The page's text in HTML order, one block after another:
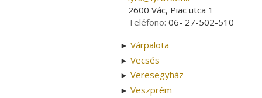
2600 Vác, Piac utca 1
Teléfono: 06- 27-502-510
► Várpalota
► Vecsés
► Veresegyház
► Veszprém